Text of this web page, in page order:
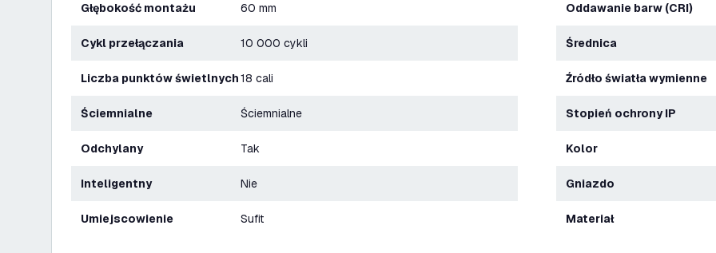
Głębokość montażu 60 mm
Cykl przełączania 10 000 cykli
Liczba punktów świetlnych18 cali
Ściemnialne Ściemnialne
Odchylany Tak
Inteligentny Nie
Umiejscowienie Sufit
Oddawanie barw (CRI)
Średnica
Źródło światła wymienne
Stopień ochrony IP
Kolor
Gniazdo
Materiał